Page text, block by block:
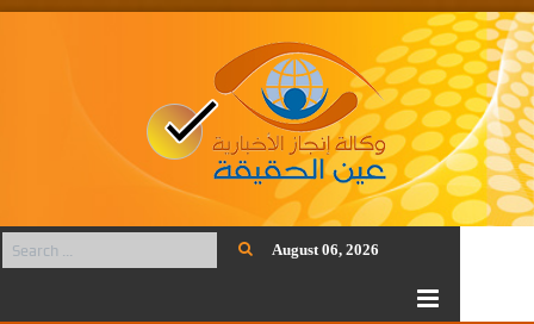
August 06, 2026